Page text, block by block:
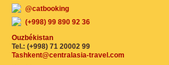
@catbooking
(+998) 99 890 92 36
Ouzbékistan
Tel.: (+998) 71 20002 99
Tashkent@centralasia-travel.com